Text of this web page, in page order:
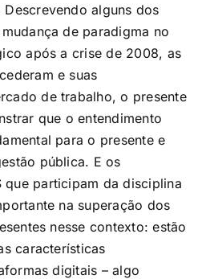
alguns dos
de paradigma no
após a crise de 2008, as
e suas
de trabalho, o presente
que o entendimento
para o presente e
pública. E os
que participam da disciplina
na superação dos
nesse contexto: estão
características
digitais – algo